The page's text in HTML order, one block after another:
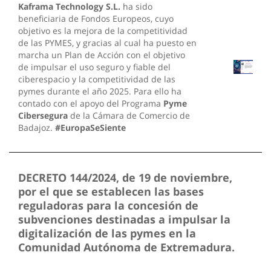
Kaframa Technology S.L. ha sido
beneficiaria de Fondos Europeos, cuyo
objetivo es la mejora de la competitividad
de las PYMES, y gracias al cual ha puesto en
marcha un Plan de Acción con el objetivo
de impulsar el uso seguro y fiable del
ciberespacio y la competitividad de las
pymes durante el año 2025. Para ello ha
contado con el apoyo del Programa Pyme
Cibersegura de la Cámara de Comercio de
Badajoz. #EuropaSeSiente
DECRETO 144/2024, de 19 de noviembre,
por el que se establecen las bases
reguladoras para la concesión de
subvenciones destinadas a impulsar la
digitalización de las pymes en la
Comunidad Autónoma de Extremadura.